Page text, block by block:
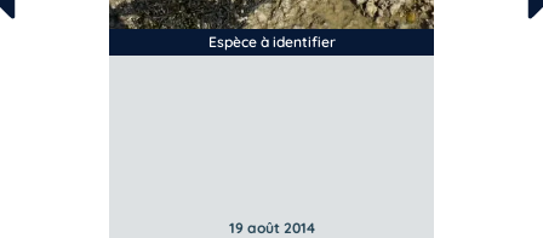
Espèce à identifier
19 août 2014